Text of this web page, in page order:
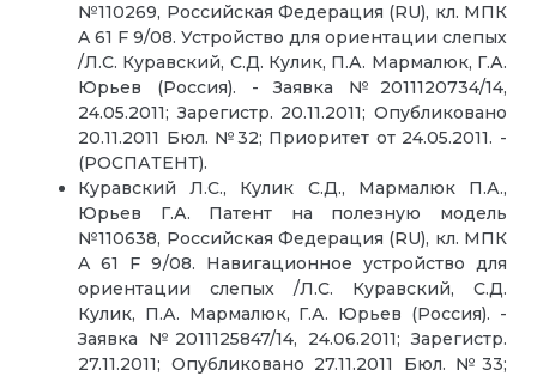
№110269, Российская Федерация (RU), кл. МПК
A 61 F 9/08. Устройство для ориентации слепых
/Л.С. Куравский, С.Д. Кулик, П.А. Мармалюк, Г.А.
Юрьев (Россия). - Заявка №2011120734/14,
24.05.2011; Зарегистр. 20.11.2011; Опубликовано
20.11.2011 Бюл. №32; Приоритет от 24.05.2011. -
(РОСПАТЕНТ).
Куравский Л.С., Кулик С.Д., Мармалюк П.А.,
Юрьев Г.А. Патент на полезную модель
№110638, Российская Федерация (RU), кл. МПК
A 61 F 9/08. Навигационное устройство для
ориентации слепых /Л.С. Куравский, С.Д.
Кулик, П.А. Мармалюк, Г.А. Юрьев (Россия). -
Заявка №2011125847/14, 24.06.2011; Зарегистр.
27.11.2011; Опубликовано 27.11.2011 Бюл. №33;